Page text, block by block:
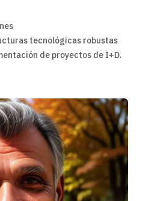
tecnológicas robustas
de proyectos de I+D.